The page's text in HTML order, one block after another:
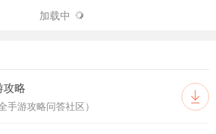
加载中
攻略
手游攻略问答社区）